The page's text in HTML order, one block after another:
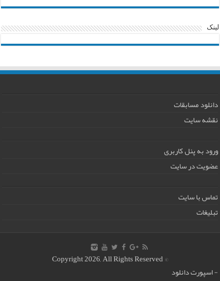
لینک
دانلود مسابقات
نقشه سایت
ورود به پنل کاربری
عضویت در سایت
تماس با سایت
تبلیغات
© Copyright 2026, All Rights Reserved
-اسپورت دانلود